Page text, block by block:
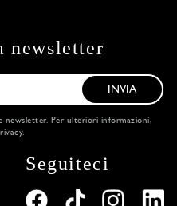
newsletter
INVIA
newsletter. Per ulteriori informazioni,
.
Seguiteci